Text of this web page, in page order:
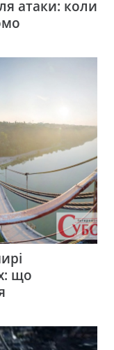
атаки: коли
що